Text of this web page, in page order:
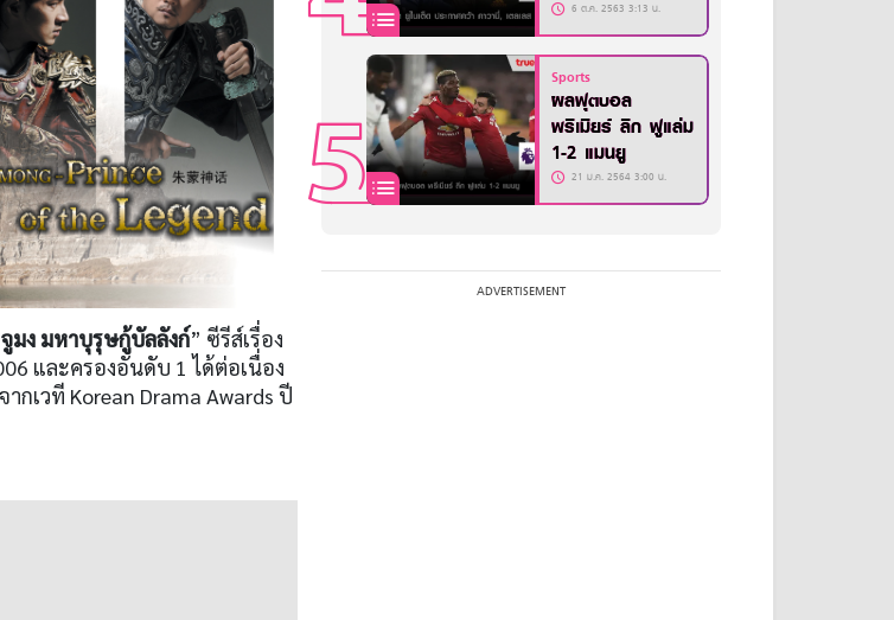
จูมง มหาบุรุษกู้บัลลังก์” ซีรีส์เรื่อง
และครองอันดับ 1 ได้ต่อเนื่อง
กเวที Korean Drama Awards ปี
6 ต.ค. 2563 3:13 น.
Sports
ผลฟุตบอล
พรีเมียร์ ลีก ฟูแล่ม
1-2 แมนยู
21 ม.ค. 2564 3:00 น.